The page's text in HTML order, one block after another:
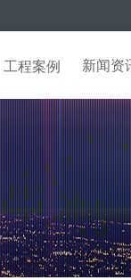
工程案例 新闻资